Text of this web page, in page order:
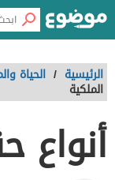
الرئيسية / الحياة
الملكية
أنواع